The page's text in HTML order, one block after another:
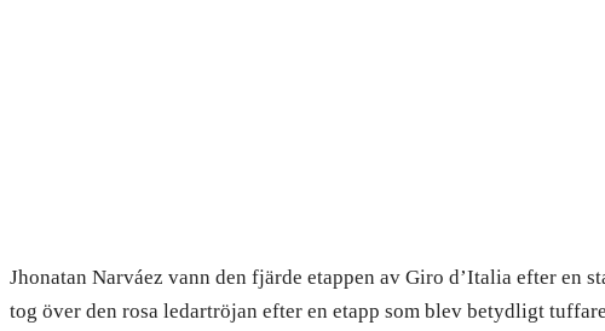
Jhonatan Narváez vann den fjärde etappen av Giro d’Italia efter en
tog över den rosa ledartröjan efter en etapp som blev betydligt